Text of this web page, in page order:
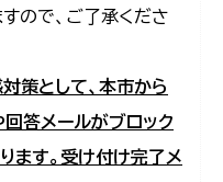
ので、ご了承くださ
策として、本市から
答メールがブロック
ます。受け付け完了メ